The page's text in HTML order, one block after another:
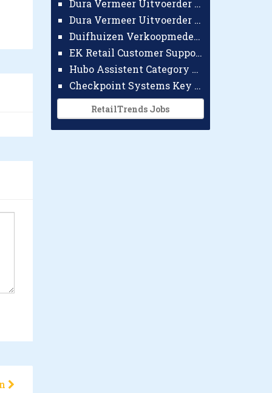
Dura Vermeer Uitvoerder GWW Amsterdam
Dura Vermeer Uitvoerder Civiel Nijmegen
Duifhuizen Verkoopmedewerker Ridderkerk
EK Retail Customer Support Omnichannel
Hubo Assistent Category Manager
Checkpoint Systems Key Accountmanager Benelux
RetailTrends Jobs